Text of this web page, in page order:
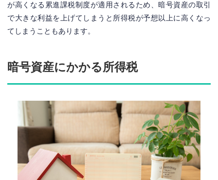
が高くなる累進課税制度が適用されるため、暗号資産の取引
で大きな利益を上げてしまうと所得税が予想以上に高くなっ
てしまうこともあります。
暗号資産にかかる所得税